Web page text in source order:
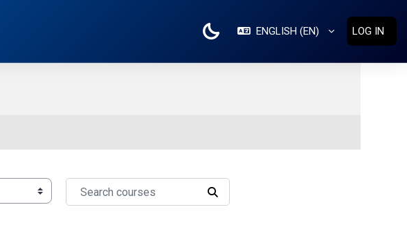
ENGLISH ‎(EN)‎ LOG IN
Search courses
SEARCH COURSES